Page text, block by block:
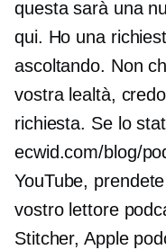
questa sarà una
qui. Ho una
ascoltando. Non
vostra lealtà,
richiesta. Se lo
ecwid.com/blog/
YouTube,
vostro lettore
Stitcher, Apple